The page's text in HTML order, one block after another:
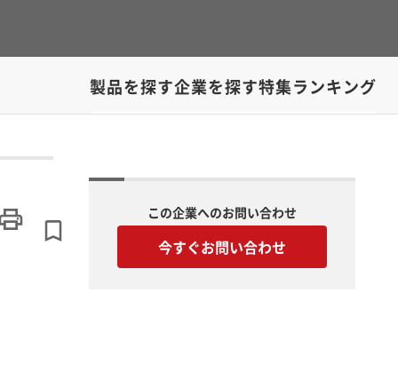
製品を探す企業を探す特集ランキング
この企業へのお問い合わせ
今すぐお問い合わせ